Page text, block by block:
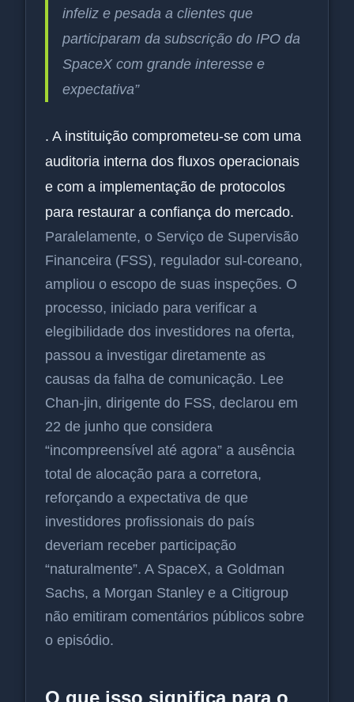
infeliz e pesada a clientes que
participaram da subscrição do IPO da
SpaceX com grande interesse e
expectativa”
. A instituição comprometeu-se com uma
auditoria interna dos fluxos operacionais
e com a implementação de protocolos
para restaurar a confiança do mercado.
Paralelamente, o Serviço de Supervisão
Financeira (FSS), regulador sul-coreano,
ampliou o escopo de suas inspeções. O
processo, iniciado para verificar a
elegibilidade dos investidores na oferta,
passou a investigar diretamente as
causas da falha de comunicação. Lee
Chan-jin, dirigente do FSS, declarou em
22 de junho que considera
“incompreensível até agora” a ausência
total de alocação para a corretora,
reforçando a expectativa de que
investidores profissionais do país
deveriam receber participação
“naturalmente”. A SpaceX, a Goldman
Sachs, a Morgan Stanley e a Citigroup
não emitiram comentários públicos sobre
o episódio.
O que isso significa para o